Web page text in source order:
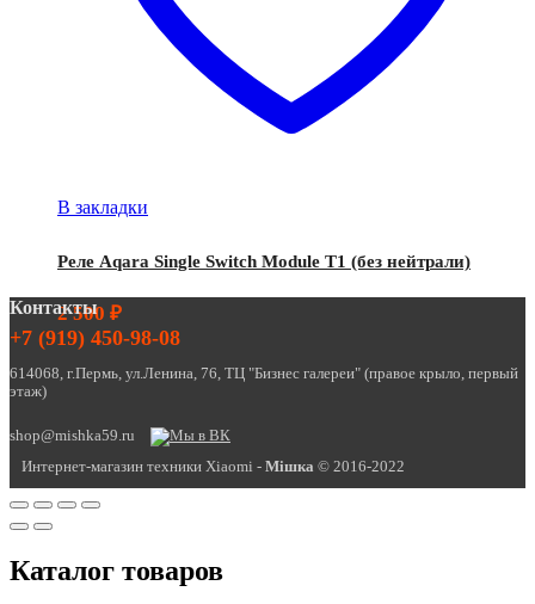
В закладки
Реле Aqara Single Switch Module T1 (без нейтрали)
2 500 ₽
Контакты
+7 (919) 450-98-08
614068, г.Пермь, ул.Ленина, 76, ТЦ "Бизнес галереи" (правое крыло, первый
этаж)
shop@mishka59.ru
Интернет-магазин техники Xiaomi - Miшка © 2016-2022
Каталог товаров